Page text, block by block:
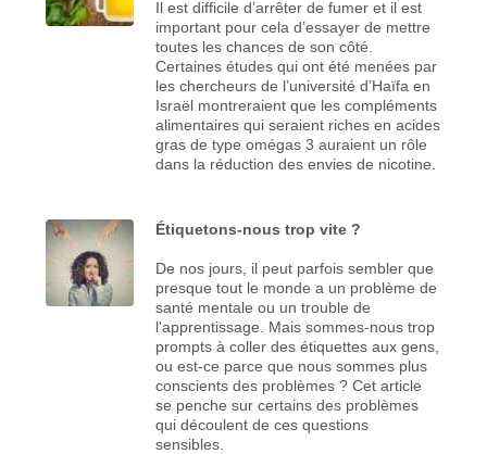
Il est difficile d’arrêter de fumer et il est
important pour cela d’essayer de mettre
toutes les chances de son côté.
Certaines études qui ont été menées par
les chercheurs de l’université d’Haïfa en
Israël montreraient que les compléments
alimentaires qui seraient riches en acides
gras de type omégas 3 auraient un rôle
dans la réduction des envies de nicotine.
Étiquetons-nous trop vite ?
De nos jours, il peut parfois sembler que
presque tout le monde a un problème de
santé mentale ou un trouble de
l'apprentissage. Mais sommes-nous trop
prompts à coller des étiquettes aux gens,
ou est-ce parce que nous sommes plus
conscients des problèmes ? Cet article
se penche sur certains des problèmes
qui découlent de ces questions
sensibles.